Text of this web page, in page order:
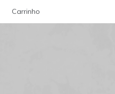
Carrinho